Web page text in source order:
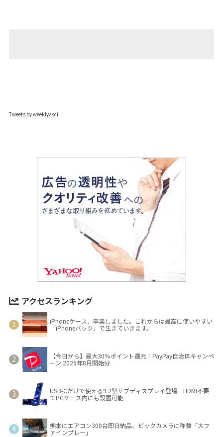
Tweets by weeklyascii
アクセスランキング
iPhoneケース、卒業しました。これからは最高に使いやすい
「iPhoneバック」で生きていきます。
【今日から】最大30％ポイント還元！PayPay自治体キャンペ
ーン 2026年8月開始分
USB-Cだけで使える9.2型サブディスプレイ登場 HDMI不要
でPCケース内にも設置可能
熊本にエアコン300台即日納品、ビックカメラに称賛「大フ
ァインプレー」